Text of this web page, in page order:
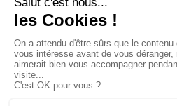
Bâtiment-Durable-Québec-1
Esquisses-1